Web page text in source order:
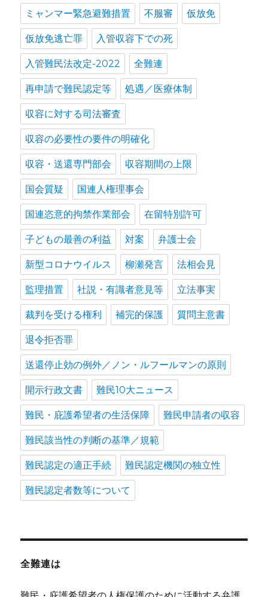
ミャンマー緊急避難措置 不服審 仮放免
仮放免逃亡罪 入管収容下での死
入管難民法改定-2022 全難連
再申請で難民認定等 処遇／医療体制
収容に対する司法審査
収容の必要性の要件の明確化
収容・送還専門部会 収容期間の上限
国会質疑 国連人権理事会
国連恣意的拘禁作業部会 在留特別許可
子どもの最善の利益 対案 弁護士会
新型コロナウイルス 柳瀬発言 法相会見
監理措置 社説・有識者意見等 立法事実
裁判を受ける権利 補完的保護 質問主意書
退令拒否罪
送還停止効の例外／ノン・ルフールマンの原則
開示行政文書 難民10大ニュース
難民・庇護希望者の生活保障 難民申請者の収容
難民該当性の判断の基準／規範
難民認定の適正手続 難民認定機関の独立性
難民認定者数等について
全難連は